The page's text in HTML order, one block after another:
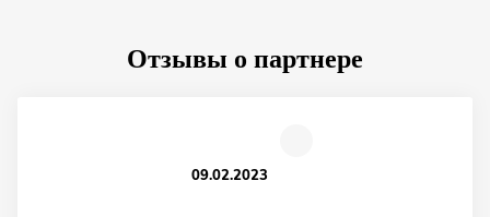
Отзывы о партнере
09.02.2023